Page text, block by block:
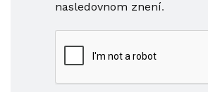
nasledovnom znení.